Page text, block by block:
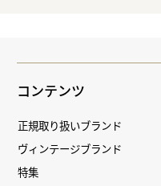
コンテンツ
正規取り扱いブランド
ヴィンテージブランド
特集